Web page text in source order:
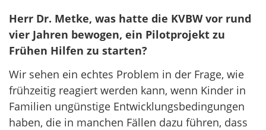
Herr Dr. Metke, was hatte die KVBW vor rund
vier Jahren bewogen, ein Pilotprojekt zu
Frühen Hilfen zu starten?
Wir sehen ein echtes Problem in der Frage, wie
frühzeitig reagiert werden kann, wenn Kinder in
Familien ungünstige Entwicklungsbedingungen
haben, die in manchen Fällen dazu führen, dass